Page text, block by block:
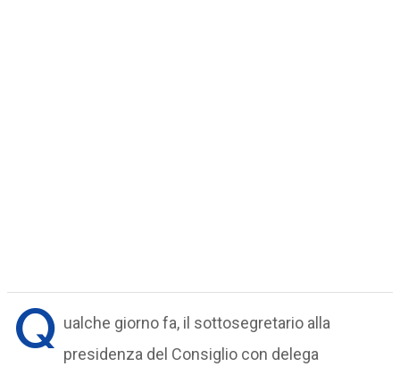
Q ualche giorno fa, il sottosegretario alla
presidenza del Consiglio con delega